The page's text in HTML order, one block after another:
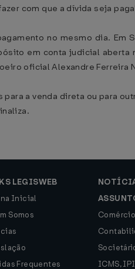
com que a dívida seja
no mesmo dia. Em
em conta judicial
oficial Alexandre Ferreira
a venda direta ou para
LEGISWEB
Inicial
Somos
Frequentes
ICMS,